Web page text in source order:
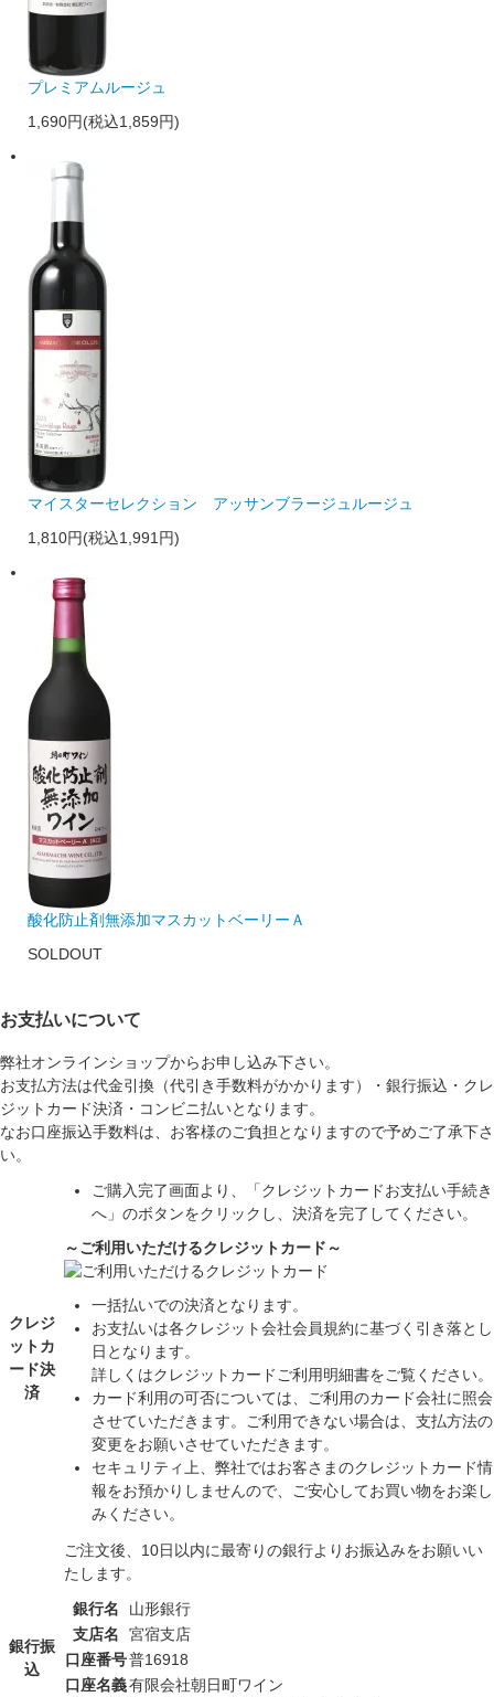
プレミアムルージュ
1,690円(税込1,859円)
マイスターセレクション アッサンブラージュルージュ
1,810円(税込1,991円)
酸化防止剤無添加マスカットベーリーＡ
SOLDOUT
お支払いについて
弊社オンラインショップからお申し込み下さい。
お支払方法は代金引換（代引き手数料がかかります）・銀行振込・クレ
ジットカード決済・コンビニ払いとなります。
なお口座振込手数料は、お客様のご負担となりますので予めご了承下さ
い。
クレジ
ットカ
ード決
済
ご購入完了画面より、「クレジットカードお支払い手続き
へ」のボタンをクリックし、決済を完了してください。
～ご利用いただけるクレジットカード～
一括払いでの決済となります。
お支払いは各クレジット会社会員規約に基づく引き落とし
日となります。
詳しくはクレジットカードご利用明細書をご覧ください。
カード利用の可否については、ご利用のカード会社に照会
させていただきます。ご利用できない場合は、支払方法の
変更をお願いさせていただきます。
セキュリティ上、弊社ではお客さまのクレジットカード情
報をお預かりしませんので、ご安心してお買い物をお楽し
みください。
銀行振
込
ご注文後、10日以内に最寄りの銀行よりお振込みをお願いい
たします。
銀行名
山形銀行
支店名
宮宿支店
口座番号普16918
口座名義有限会社朝日町ワイン